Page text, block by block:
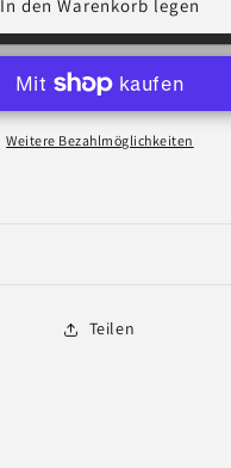
5
x
Schraubzwinge
300x80
+
5
5
x
300x80
+
5
In den Warenkorb legen
Weitere Bezahlmöglichkeiten
Teilen